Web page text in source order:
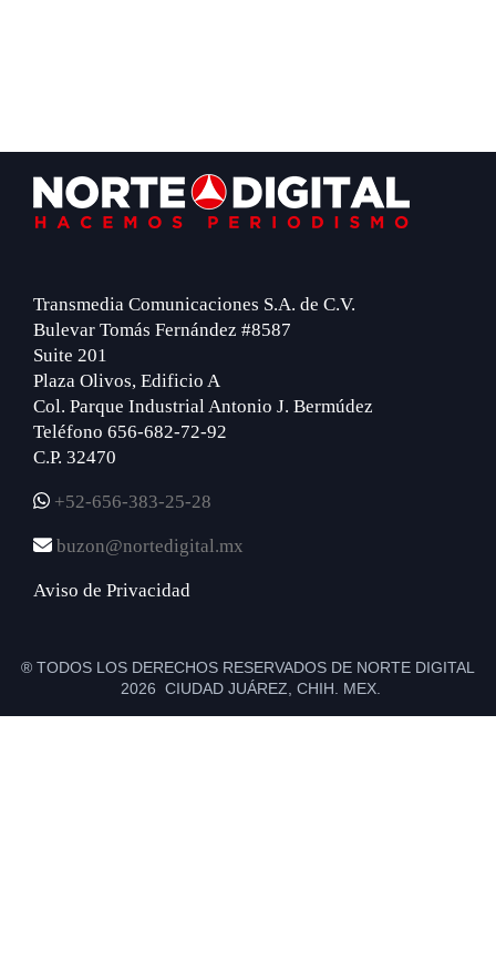
Footer
Transmedia Comunicaciones S.A. de C.V.
Bulevar Tomás Fernández #8587
Suite 201
Plaza Olivos, Edificio A
Col. Parque Industrial Antonio J. Bermúdez
Teléfono 656-682-72-92
C.P. 32470
+52-656-383-25-28
buzon@nortedigital.mx
Aviso de Privacidad
® TODOS LOS DERECHOS RESERVADOS DE NORTE DIGITAL
2026 CIUDAD JUÁREZ, CHIH. MEX.